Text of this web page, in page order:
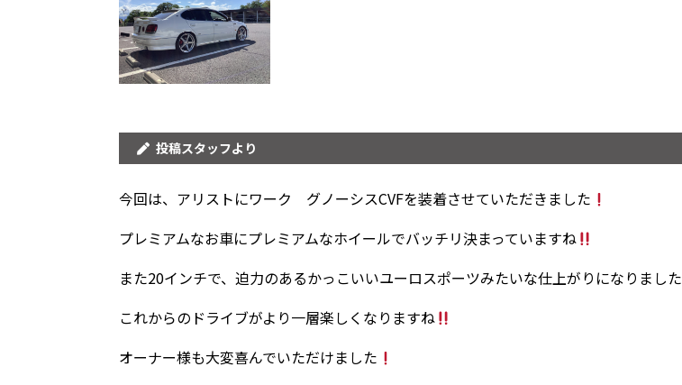
投稿スタッフより
今回は、アリストにワーク グノーシスCVFを装着させていただきました
プレミアムなお車にプレミアムなホイールでバッチリ決まっていますね
また20インチで、迫力のあるかっこいいユーロスポーツみたいな仕上がりになりました
これからのドライブがより一層楽しくなりますね
オーナー様も大変喜んでいただけました